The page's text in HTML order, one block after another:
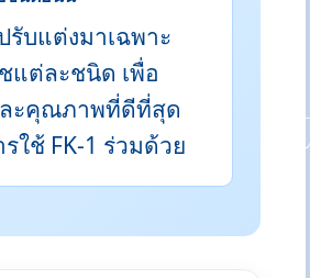
รับแต่งมาเฉพาะ
แต่ละชนิด เพื่อ
ะคุณภาพที่ดีที่สุด
ใช้ FK-1 ร่วมด้วย